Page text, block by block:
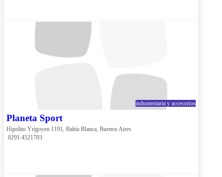
indumentaria y accesorios
Planeta Sport
Hipolito Yrigoyen 1191, Bahía Blanca, Buenos Aires
0291 4521703